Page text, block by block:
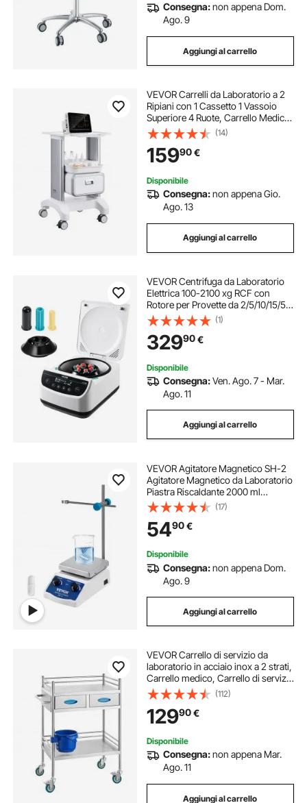
Consegna:non appena Dom.
Ago. 9
Aggiungi al carrello
VEVOR Carrelli da Laboratorio a 2
Ripiani con 1 Cassetto 1 Vassoio
Superiore 4 Ruote, Carrello Medico
Mobile Materiale ABS
Consilenziose, Carrelli per
Laboratorio, Clinica, Ospedale,
Salone, Bianco
(14)
15990€
Disponibile
Consegna:non appena Gio.
Ago. 13
Aggiungi al carrello
VEVOR Centrifuga da Laboratorio
Elettrica 100-2100 xg RCF con
Rotore per Provette da 2/5/10/15/50
ml, Velocità Regolabile da 500 a
4000 Giri/min, Bassa Rumorosità
per Esperimenti di Laboratorio
(1)
32990€
Disponibile
Consegna:Ven. Ago. 7 - Mar.
Ago. 11
Aggiungi al carrello
VEVOR Agitatore Magnetico SH-2
Agitatore Magnetico da Laboratorio
Piastra Riscaldante 2000 ml
Capacità di Miscelazione con
Piastra Riscaldante Miscelatore
Riscaldante Display Digitale
(17)
5490€
Disponibile
Consegna:non appena Dom.
Ago. 9
Aggiungi al carrello
VEVOR Carrello di servizio da
laboratorio in acciaio inox a 2 strati,
Carrello medico, Carrello di servizio
dentale con ruote bloccabili e
secchio, per laboratorio, ospedale,
uso dentale
(112)
12990€
Disponibile
Consegna:non appena Mar.
Ago. 11
Aggiungi al carrello